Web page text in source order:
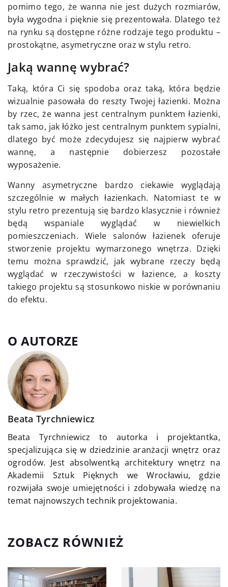
pomimo tego, że wanna nie jest dużych rozmiarów,
była wygodna i pięknie się prezentowała. Dlatego też
na rynku są dostępne różne rodzaje tego produktu –
prostokątne, asymetryczne oraz w stylu retro.
Jaką wannę wybrać?
Taką, która Ci się spodoba oraz taką, która będzie
wizualnie pasowała do reszty Twojej łazienki. Można
by rzec, że wanna jest centralnym punktem łazienki,
tak samo, jak łóżko jest centralnym punktem sypialni,
dlatego być może zdecydujesz się najpierw wybrać
wannę, a następnie dobierzesz pozostałe
wyposażenie.
Wanny asymetryczne bardzo ciekawie wyglądają
szczególnie w małych łazienkach. Natomiast te w
stylu retro prezentują się bardzo klasycznie i również
będą wspaniale wyglądać w niewielkich
pomieszczeniach. Wiele salonów łazienek oferuje
stworzenie projektu wymarzonego wnętrza. Dzięki
temu można sprawdzić, jak wybrane rzeczy będą
wyglądać w rzeczywistości w łazience, a koszty
takiego projektu są stosunkowo niskie w porównaniu
do efektu.
O AUTORZE
Beata Tyrchniewicz
Beata Tyrchniewicz to autorka i projektantka,
specjalizująca się w dziedzinie aranżacji wnętrz oraz
ogrodów. Jest absolwentką architektury wnętrz na
Akademii Sztuk Pięknych we Wrocławiu, gdzie
rozwijała swoje umiejętności i zdobywała wiedzę na
temat najnowszych technik projektowania.
ZOBACZ RÓWNIEŻ